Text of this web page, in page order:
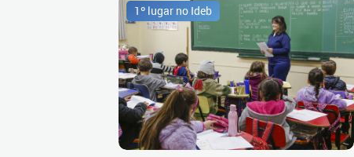
1º lugar no Ideb